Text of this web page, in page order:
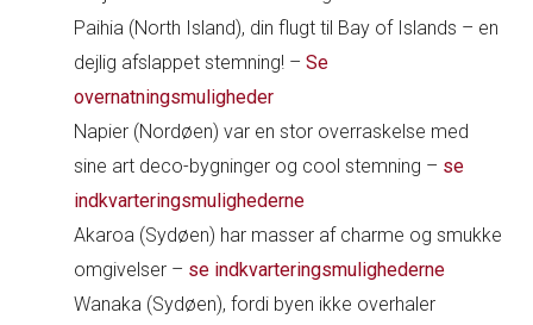
Paihia (North Island), din flugt til Bay of Islands – en
dejlig afslappet stemning! –Se
overnatningsmuligheder
Napier (Nordøen) var en stor overraskelse med
sine art deco-bygninger og cool stemning – se
indkvarteringsmulighederne
Akaroa (Sydøen) har masser af charme og smukke
omgivelser – se indkvarteringsmulighederne
Wanaka (Sydøen), fordi byen ikke overhaler